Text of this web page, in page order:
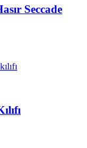
Seccade